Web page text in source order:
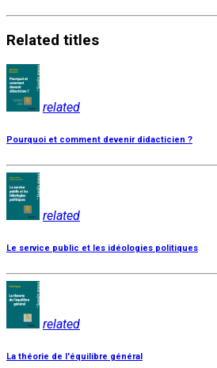
Related titles
related
Pourquoi et comment devenir didacticien ?
related
Le service public et les idéologies politiques
related
La théorie de l'équilibre général